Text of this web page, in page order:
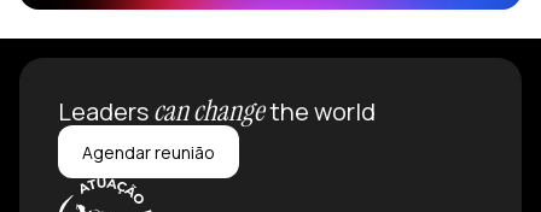
Leaderscan changethe world
Agendar reunião